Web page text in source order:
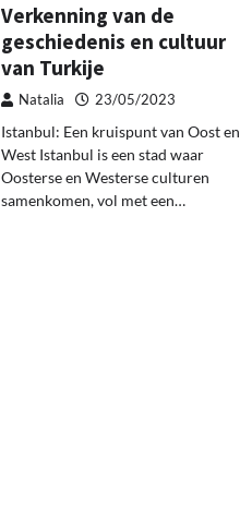
Verkenning van de
geschiedenis en cultuur
van Turkije
Natalia 23/05/2023
Istanbul: Een kruispunt van Oost en
West Istanbul is een stad waar
Oosterse en Westerse culturen
samenkomen, vol met een…